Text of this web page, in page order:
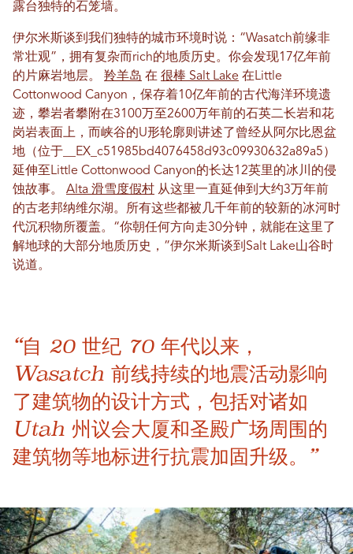
露台独特的石笼墙。
伊尔米斯谈到我们独特的城市环境时说：“Wasatch前缘非
常壮观”，拥有复杂而rich的地质历史。你会发现17亿年前
的片麻岩地层。 羚羊岛 在 很棒 Salt Lake 在Little
Cottonwood Canyon，保存着10亿年前的古代海洋环境遗
迹，攀岩者攀附在3100万至2600万年前的石英二长岩和花
岗岩表面上，而峡谷的U形轮廓则讲述了曾经从阿尔比恩盆
地（位于__EX_c51985bd4076458d93c09930632a89a5）
延伸至Little Cottonwood Canyon的长达12英里的冰川的侵
蚀故事。 Alta 滑雪度假村 从这里一直延伸到大约3万年前
的古老邦纳维尔湖。所有这些都被几千年前的较新的冰河时
代沉积物所覆盖。“你朝任何方向走30分钟，就能在这里了
解地球的大部分地质历史，”伊尔米斯谈到Salt Lake山谷时
说道。
“自 20 世纪 70 年代以来，
Wasatch 前线持续的地震活动影响
了建筑物的设计方式，包括对诸如
Utah 州议会大厦和圣殿广场周围的
建筑物等地标进行抗震加固升级。”